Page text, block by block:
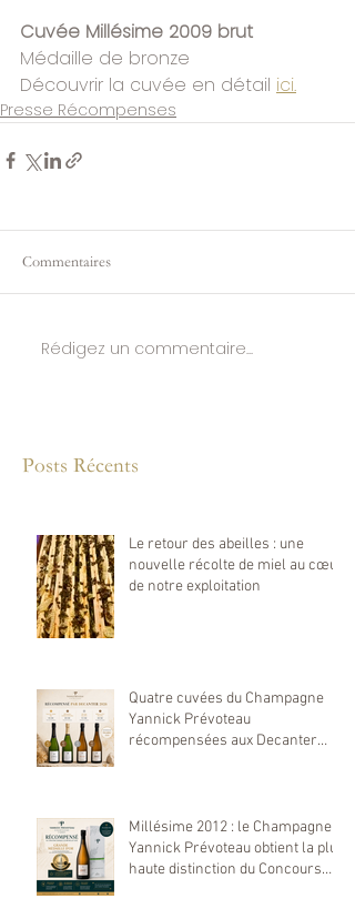
Cuvée Millésime 2009 brut
Médaille de bronze
Découvrir la cuvée en détail ici.
Presse Récompenses
Commentaires
Rédigez un commentaire...
Posts Récents
Le retour des abeilles : une
nouvelle récolte de miel au cœur
de notre exploitation
Quatre cuvées du Champagne
Yannick Prévoteau
récompensées aux Decanter
Millésime 2012 : le Champagne
Yannick Prévoteau obtient la plus
haute distinction du Concours